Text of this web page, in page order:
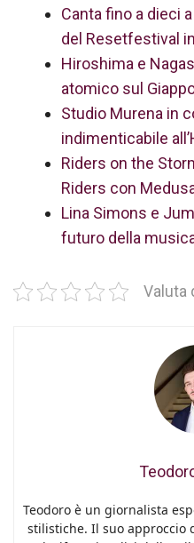
Canta fino a dieci
del Resetfestival
Hiroshima e
atomico sul
Studio Murena in
indimenticabile
Riders on the
Riders con
Lina Simons e
futuro della
Valuta
Teodoro è un giornalista
stilistiche. Il suo approccio